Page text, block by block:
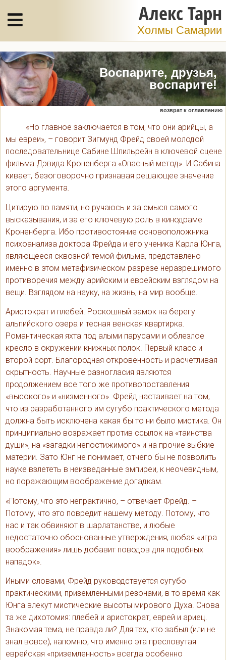
Алекс Тарн
Холмы Самарии
Воспарите, друзья,
воспарите!
возврат к оглавлению
«Но главное заключается в том, что они арийцы, а
мы евреи», – говорит Зигмунд Фрейд своей молодой
последовательнице Сабине Шпильрейн в ключевой сцене
фильма Дэвида Кроненберга «Опасный метод». И Сабина
кивает, безоговорочно признавая решающее значение
этого аргумента.
Цитирую по памяти, но ручаюсь и за смысл самого
высказывания, и за его ключевую роль в кинодраме
Кроненберга. Ибо противостояние основоположника
психоанализа доктора Фрейда и его ученика Карла Юнга,
являющееся сквозной темой фильма, представлено
именно в этом метафизическом разрезе неразрешимого
противоречия между арийским и еврейским взглядом на
вещи. Взглядом на науку, на жизнь, на мир вообще.
Аристократ и плебей. Роскошный замок на берегу
альпийского озера и тесная венская квартирка.
Романтическая яхта под алыми парусами и облезлое
кресло в окружении книжных полок. Первый класс и
второй сорт. Благородная откровенность и расчетливая
скрытность. Научные разногласия являются
продолжением все того же противопоставления
«высокого» и «низменного». Фрейд настаивает на том,
что из разработанного им сугубо практического метода
должна быть исключена какая бы то ни было мистика. Он
принципиально возражает против ссылок на «таинства
души», на «загадки непостижимого» и на прочие зыбкие
материи. Зато Юнг не понимает, отчего бы не позволить
науке взлететь в неизведанные эмпиреи, к неочевидным,
но поражающим воображение догадкам.
«Потому, что это непрактично, – отвечает Фрейд. –
Потому, что это повредит нашему методу. Потому, что
нас и так обвиняют в шарлатанстве, и любые
недостаточно обоснованные утверждения, любая «игра
воображения» лишь добавит поводов для подобных
нападок».
Иными словами, Фрейд руководствуется сугубо
практическими, приземленными резонами, в то время как
Юнга влекут мистические высоты мирового Духа. Снова
та же дихотомия: плебей и аристократ, еврей и ариец.
Знакомая тема, не правда ли? Для тех, кто забыл (или не
знал вовсе), напомню, что именно эта пресловутая
еврейская «приземленность» всегда особенно